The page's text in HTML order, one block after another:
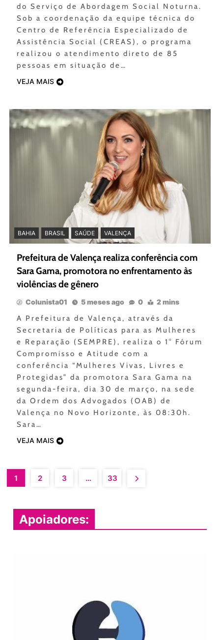
Apoiadores:
do Serviço de Abordagem Social Noturna.
Sob a coordenação da equipe técnica do
Centro de Referência Especializado de
Assistência Social (CREAS), o programa
realizou o atendimento direto de 85
pessoas em situação de…
VEJA MAIS
BAHIA BRASIL SAÚDE VALENÇA
Prefeitura de Valença realiza conferência com
Sara Gama, promotora no enfrentamento às
violências de gênero
Colunista01 5 meses ago 0 2 mins
A Prefeitura de Valença, através da
Secretaria de Políticas para as Mulheres
e Reparação (SEMPRE), realiza o 1° Fórum
Compromisso e Atitude com a
conferência “Mulheres Vivas, Livres e
Protegidas” da promotora Sara Gama na
segunda-feira, dia 30 de março, na sede
da Ordem dos Advogados (OAB) de
Valença no Novo Horizonte, às 08:30h.
Sara…
VEJA MAIS
1 2 3 … 33